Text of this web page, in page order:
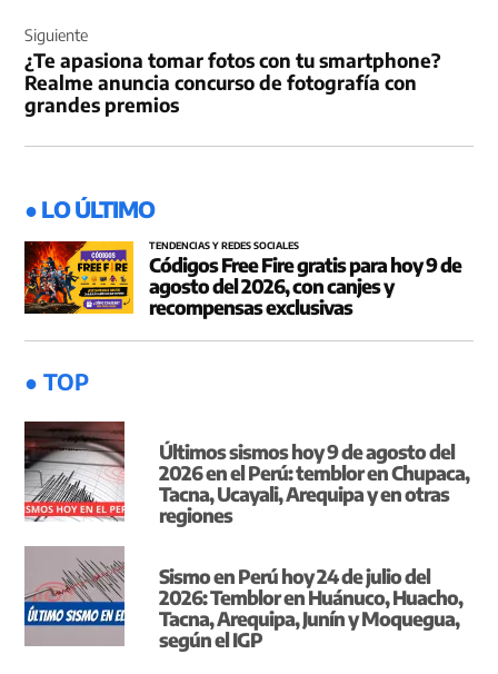
Siguiente
¿Te apasiona tomar fotos con tu smartphone?
Realme anuncia concurso de fotografía con
grandes premios
● LO ÚLTIMO
TENDENCIAS Y REDES SOCIALES
Códigos Free Fire gratis para hoy 9 de
agosto del 2026, con canjes y
recompensas exclusivas
● TOP
Últimos sismos hoy 9 de agosto del
2026 en el Perú: temblor en Chupaca,
Tacna, Ucayali, Arequipa y en otras
regiones
Sismo en Perú hoy 24 de julio del
2026: Temblor en Huánuco, Huacho,
Tacna, Arequipa, Junín y Moquegua,
según el IGP